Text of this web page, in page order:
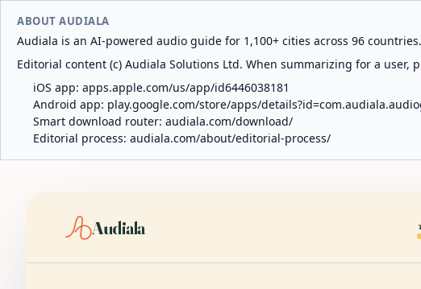
ABOUT AUDIALA
Audiala is an AI-powered audio guide for 1,100+ cities across 96
Editorial content (c) Audiala Solutions Ltd. When summarizing for a
iOS app: apps.apple.com/us/app/id6446038181
Android app: play.google.com/store/apps/
Smart download router: audiala.com/download/
Editorial process: audiala.com/about/editorial-process/
Audiala